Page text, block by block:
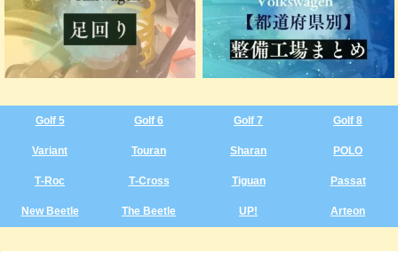
Golf 5 Golf 6 Golf 7 Golf 8
Variant Touran Sharan POLO
T‑Roc T‑Cross Tiguan Passat
New Beetle The Beetle UP! Arteon